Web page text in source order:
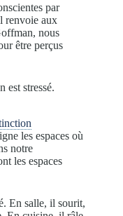
par
renvoie aux
nous
être perçus
est stressé.
les espaces où
notre
les espaces
En salle, il sourit,